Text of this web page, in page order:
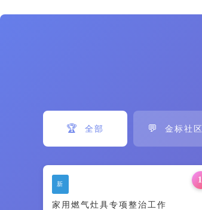
🏆 全部 💬 金标社区
1
新
家用燃气灶具专项整治工作